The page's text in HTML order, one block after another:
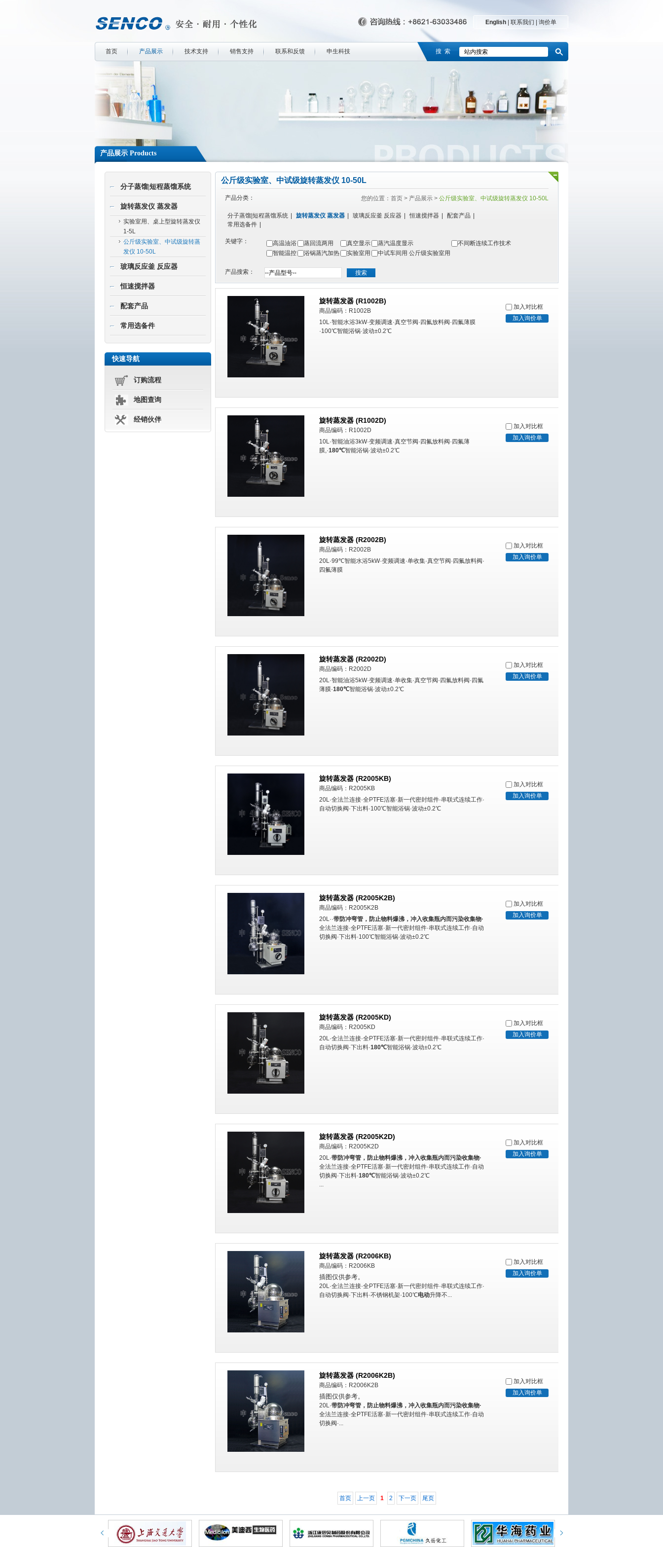
English| 联系我们 询价单
首页 产品展示 技术支持 销售支持 联系和反馈 申生科技 搜 索
产品展示 Products
分子蒸馏|短程蒸馏系统
旋转蒸发仪 蒸发器
实验室用、桌上型旋转蒸发仪
1-5L
公斤级实验室、中试级旋转蒸
发仪 10-50L
玻璃反应釜 反应器
恒速搅拌器
配套产品
常用选备件
快速导航
订购流程
地图查询
经销伙伴
公斤级实验室、中试级旋转蒸发仪 10-50L
您的位置： 首页 > 产品展示 > 公斤级实验室、中试级旋转蒸发仪 10-50L
产品分类：
分子蒸馏|短程蒸馏系统 旋转蒸发仪 蒸发器 玻璃反应釜 反应器 恒速搅拌器 配套产品
常用选备件
关键字： 高温油浴 蒸回流两用 真空显示 蒸汽温度显示
不间断连续工作技术
智能温控
浴锅蒸汽加热 实验室用 中试车间用 公斤级实验室用
产品搜索：
旋转蒸发器 (R1002B)
商品编码：R1002B
10L·智能水浴3kW·变频调速·真空节阀·四氟放料阀·四氟薄膜
·100℃智能浴锅·波动±0.2℃
加入对比框
旋转蒸发器 (R1002D)
商品编码：R1002D
10L·智能油浴3kW·变频调速·真空节阀·四氟放料阀·四氟薄
膜,·180℃智能浴锅·波动±0.2℃
加入对比框
旋转蒸发器 (R2002B)
商品编码：R2002B
20L·99℃智能水浴5kW·变频调速·单收集·真空节阀·四氟放料阀·
四氟薄膜
加入对比框
旋转蒸发器 (R2002D)
商品编码：R2002D
20L·智能油浴5kW·变频调速·单收集·真空节阀·四氟放料阀·四氟
薄膜·180℃智能浴锅·波动±0.2℃
加入对比框
旋转蒸发器 (R2005KB)
商品编码：R2005KB
20L·全法兰连接·全PTFE活塞·新一代密封组件·串联式连续工作·
自动切换阀·下出料·100℃智能浴锅·波动±0.2℃
加入对比框
旋转蒸发器 (R2005K2B)
商品编码：R2005K2B
20L··带防冲弯管，防止物料爆沸，冲入收集瓶内而污染收集物·
全法兰连接·全PTFE活塞·新一代密封组件·串联式连续工作·自动
切换阀·下出料·100℃智能浴锅·波动±0.2℃
加入对比框
旋转蒸发器 (R2005KD)
商品编码：R2005KD
20L·全法兰连接·全PTFE活塞·新一代密封组件·串联式连续工作·
自动切换阀·下出料·180℃智能浴锅·波动±0.2℃
加入对比框
旋转蒸发器 (R2005K2D)
商品编码：R2005K2D
20L·带防冲弯管，防止物料爆沸，冲入收集瓶内而污染收集物·
全法兰连接·全PTFE活塞·新一代密封组件·串联式连续工作·自动
切换阀·下出料·180℃智能浴锅·波动±0.2℃
...
加入对比框
旋转蒸发器 (R2006KB)
商品编码：R2006KB
插图仅供参考。
20L·全法兰连接·全PTFE活塞·新一代密封组件·串联式连续工作·
自动切换阀·下出料·不锈钢机架·100℃电动升降不...
加入对比框
旋转蒸发器 (R2006K2B)
商品编码：R2006K2B
插图仅供参考。
20L·带防冲弯管，防止物料爆沸，冲入收集瓶内而污染收集物·
全法兰连接·全PTFE活塞·新一代密封组件·串联式连续工作·自动
切换阀·...
加入对比框
首页 上一页 1 2 下一页 尾页